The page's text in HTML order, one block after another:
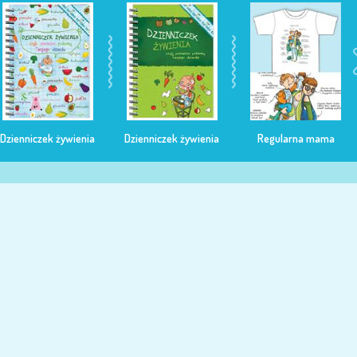
Dzienniczek żywienia Dzienniczek żywienia Regularna mama